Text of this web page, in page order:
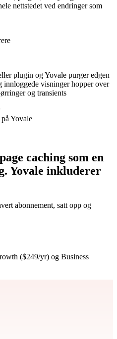
nettstedet ved endringer som
plugin og Yovale purger edgen
innloggede visninger hopper over
og transients
Yovale
caching som en
Yovale inkluderer
abonnement, satt opp og
($249/yr) og Business